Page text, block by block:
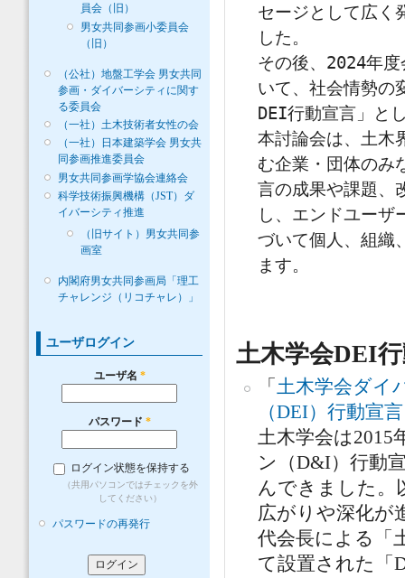
員会（旧）
男女共同参画小委員会
（旧）
（公社）地盤工学会 男女共同
参画・ダイバーシティに関す
る委員会
（一社）土木技術者女性の会
（一社）日本建築学会 男女共
同参画推進委員会
男女共同参画学協会連絡会
科学技術振興機構（JST）ダ
イバーシティ推進
（旧サイト）男女共同参
画室
内閣府男女共同参画局「理工
チャレンジ（リコチャレ）」
ユーザログイン
ユーザ名 *
パスワード *
ログイン状態を保持する
（共用パソコンではチェックを外
してください）
パスワードの再発行
セージとして広く
した。
その後、2024年度
いて、社会情勢の
DEI行動宣言」と
本討論会は、土木
む企業・団体のみ
言の成果や課題、
し、エンドユーザ
づいて個人、組織
ます。
土木学会DEI
「 土木学会ダイ
（DEI）行動宣言
土木学会は
ン（D&I）行動
んできました。
広がりや深化が
代会長による「
て設置された「